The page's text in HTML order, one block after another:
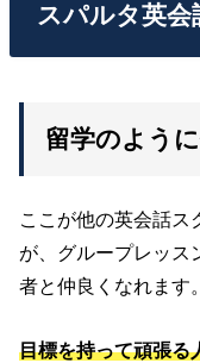
スパルタ英
留学のよう
ここが他の英会話ス
が、グループレッス
者と仲良くなれます。
目標を持って頑張る